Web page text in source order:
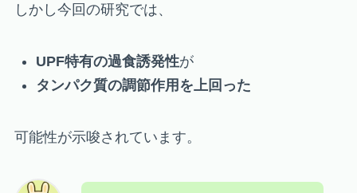
しかし今回の研究では、
UPF特有の過食誘発性が
タンパク質の調節作用を上回った
可能性が示唆されています。